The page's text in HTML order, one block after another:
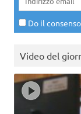
Do il
Video del